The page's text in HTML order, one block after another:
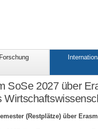
Forschung
SoSe 2027 über
(Restplätze) über